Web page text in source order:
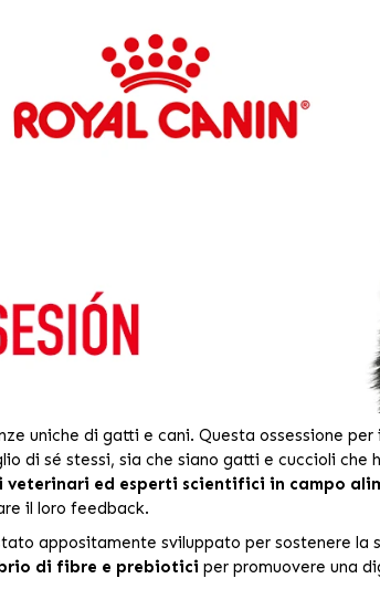
uniche di gatti e cani. Questa ossessione
di sé stessi, sia che siano gatti e cuccioli che
veterinari ed esperti scientifici in campo
il loro feedback.
appositamente sviluppato per sostenere la
di fibre e prebiotici per promuovere una